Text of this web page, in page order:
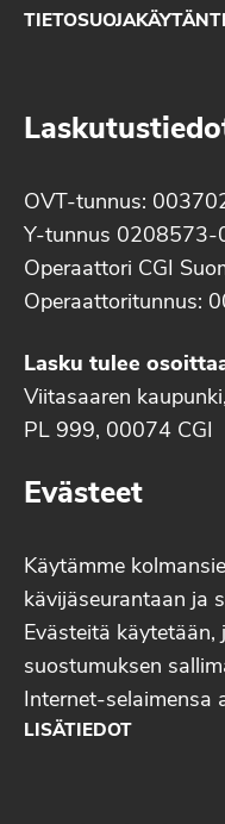
OVT-tunnus:
Y-tunnus 0208573-
Operaattori CGI
Operaattoritunnus:
Lasku tulee
Viitasaaren kaupunki,
PL 999, 00074 CGI
Evästeet
Käytämme
kävijäseurantaan ja
Evästeitä
suostumuksen
Internet-selaimensa
LISÄTIEDOT